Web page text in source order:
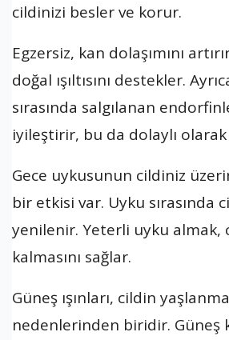
cildinizi besler ve korur.
Egzersiz, kan dolaşımını
doğal ışıltısını destekler.
sırasında salgılanan
iyileştirir, bu da dolaylı olarak
Gece uykusunun cildiniz
bir etkisi var. Uyku sırasında
yenilenir. Yeterli uyku almak,
kalmasını sağlar.
Güneş ışınları, cildin
nedenlerinden biridir. Güneş